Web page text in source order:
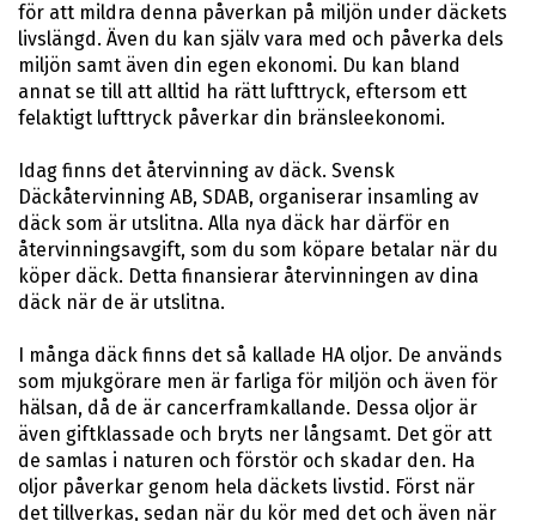
för att mildra denna påverkan på miljön under däckets
livslängd. Även du kan själv vara med och påverka dels
miljön samt även din egen ekonomi. Du kan bland
annat se till att alltid ha rätt lufttryck, eftersom ett
felaktigt lufttryck påverkar din bränsleekonomi.
Idag finns det återvinning av däck. Svensk
Däckåtervinning AB, SDAB, organiserar insamling av
däck som är utslitna. Alla nya däck har därför en
återvinningsavgift, som du som köpare betalar när du
köper däck. Detta finansierar återvinningen av dina
däck när de är utslitna.
I många däck finns det så kallade HA oljor. De används
som mjukgörare men är farliga för miljön och även för
hälsan, då de är cancerframkallande. Dessa oljor är
även giftklassade och bryts ner långsamt. Det gör att
de samlas i naturen och förstör och skadar den. Ha
oljor påverkar genom hela däckets livstid. Först när
det tillverkas, sedan när du kör med det och även när